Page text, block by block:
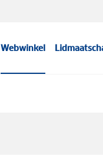
Webwinkel